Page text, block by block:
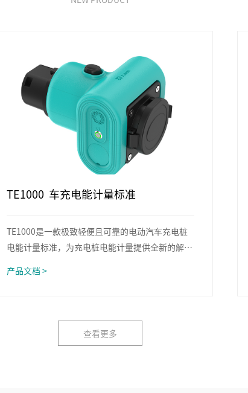
TE1000 车充电能计量标准
TE1000是⼀款极致轻便且可靠的电动汽⻋充电桩
电能计量标准，为充电桩电能计量提供全新的解决
产品文档 >
查看更多